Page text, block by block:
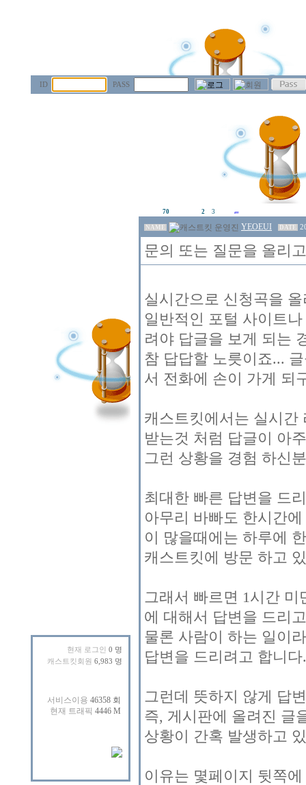
ID PASS
현재 로그인 0 명
캐스트킷회원 6,983 명
70 2 3
NAME YEOEUI DATE
문의 또는 질문을 올리
실시간으로 신청곡을
일반적인 포털 사이트
려야 답글을 보게 되는
참 답답할 노릇이죠...
서 전화에 손이 가게 되
캐스트킷에서는 실시간
받는것 처럼 답글이 아
그런 상황을 경험 하신
최대한 빠른 답변을 드
아무리 바빠도 한시간
이 많을때에는 하루에
캐스트킷에 방문 하고
그래서 빠르면 1시간
에 대해서 답변을 드리
물론 사람이 하는 일이
답변을 드리려고 합니다.
그런데 뜻하지 않게 답
즉, 게시판에 올려진 글
상황이 간혹 발생하고
이유는 몇페이지 뒷쪽